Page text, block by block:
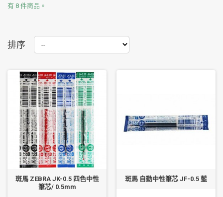
有 8 件商品。
排序
斑馬 ZEBRA JK-0.5 四色中性
筆芯/ 0.5mm
斑馬 自動中性筆芯 JF-0.5 藍